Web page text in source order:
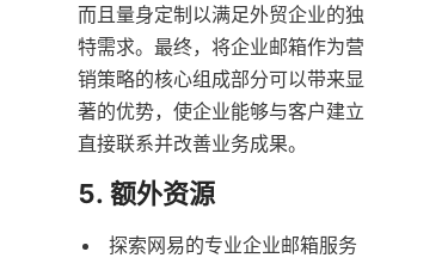
而且量身定制以满足外贸企业的独
特需求。最终，将企业邮箱作为营
销策略的核心组成部分可以带来显
著的优势，使企业能够与客户建立
直接联系并改善业务成果。
5. 额外资源
探索网易的专业企业邮箱服务